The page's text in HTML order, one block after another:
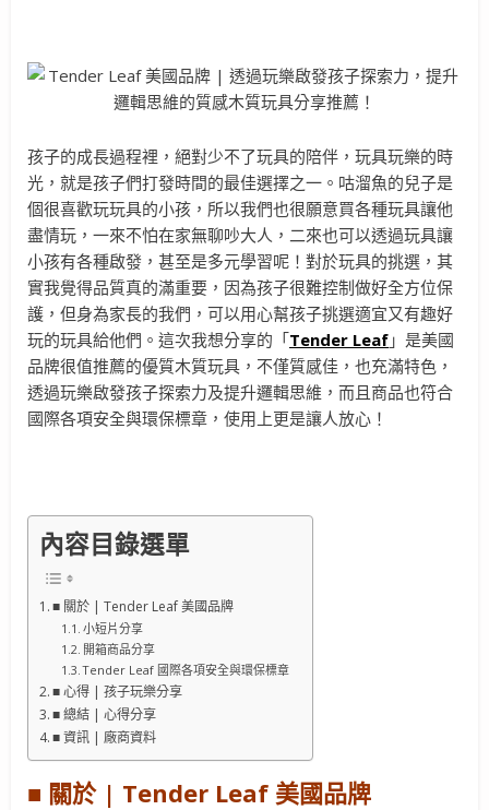
孩子的成長過程裡，絕對少不了玩具的陪伴，玩具玩樂的時
光，就是孩子們打發時間的最佳選擇之一。咕溜魚的兒子是
個很喜歡玩玩具的小孩，所以我們也很願意買各種玩具讓他
盡情玩，一來不怕在家無聊吵大人，二來也可以透過玩具讓
小孩有各種啟發，甚至是多元學習呢！對於玩具的挑選，其
實我覺得品質真的滿重要，因為孩子很難控制做好全方位保
護，但身為家長的我們，可以用心幫孩子挑選適宜又有趣好
玩的玩具給他們。這次我想分享的「Tender Leaf 」是美國
品牌很值推薦的優質木質玩具，不僅質感佳，也充滿特色，
透過玩樂啟發孩子探索力及提升邏輯思維，而且商品也符合
國際各項安全與環保標章，使用上更是讓人放心！
內容目錄選單
■ 關於 | Tender Leaf 美國品牌
小短片分享
開箱商品分享
Tender Leaf 國際各項安全與環保標章
■ 心得 | 孩子玩樂分享
■ 總結 | 心得分享
■ 資訊 | 廠商資料
■ 關於 | Tender Leaf 美國品牌